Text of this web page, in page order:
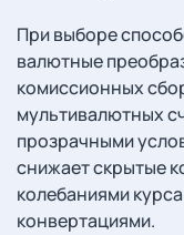
При выборе
валютные
комиссионных
мультивалютных
прозрачными
снижает скрытые
колебаниями
конвертациями.